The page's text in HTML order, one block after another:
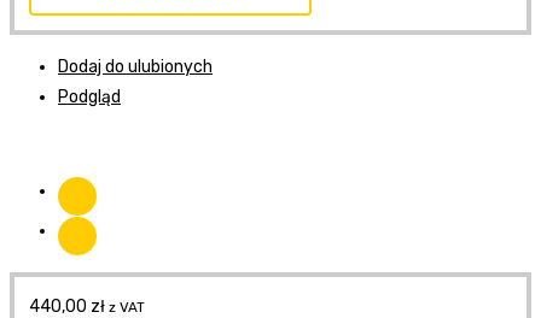
Dodaj do ulubionych
Podgląd
440,00 zł z VAT